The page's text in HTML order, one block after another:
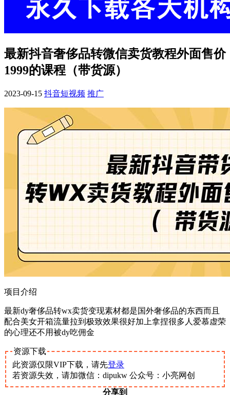
最新抖音奢侈品转微信卖货教程外面售价
1999的课程（带货源）
2023-09-15 抖音短视频 推广
项目介绍
最新dy奢侈品转wx卖货变现素材都是国外奢侈品的东西而且
配合美女开箱流量拉到极致效果很好加上拿捏很多人爱慕虚荣
的心理还不用被dy吃佣金
资源下载
此资源仅限VIP下载，请先登录
若资源失效，请加微信：dipukw 公众号：小亮网创
分享到